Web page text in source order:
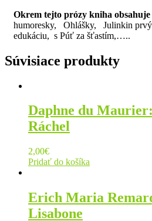
Okrem tejto prózy kniha obsahuje
humoresky, Ohlášky, Julinkin
edukáciu, s Púť za šťastím,…..
Súvisiace produkty
Daphne du
Ráchel
2,00€
Pridať do košíka
Erich Maria
Lisabone